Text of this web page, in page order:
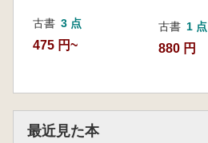
古書 3 点
475 円~
古書 1 点
880 円
最近見た本